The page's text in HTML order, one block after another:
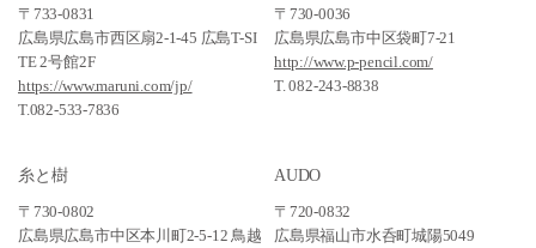
〒733-0831
広島県広島市西区扇2-1-45 広島T-SI
TE 2号館2F
https://www.maruni.com/jp/
T.082-533-7836
〒730-0036
広島県広島市中区袋町7-21
http://www.p-pencil.com/
T. 082-243-8838
糸と樹
〒730-0802
広島県広島市中区本川町2-5-12 鳥越
AUDO
〒720-0832
広島県福山市水呑町城陽5049